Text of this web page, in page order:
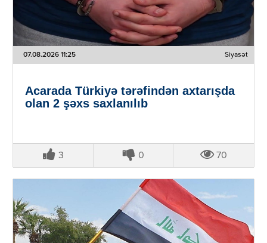
07.08.2026 11:25 Siyasət
Acarada Türkiyə tərəfindən axtarışda
olan 2 şəxs saxlanılıb
3 0 70